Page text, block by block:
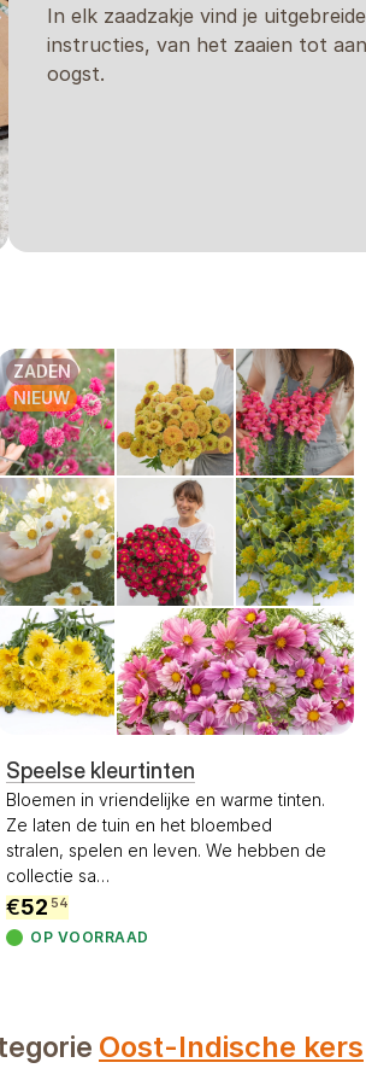
In elk zaadzakje vind je uitgebreide
instructies, van het zaaien tot
oogst.
ZADEN
NIEUW
Speelse kleurtinten
Bloemen in vriendelijke en warme tinten.
Ze laten de tuin en het bloembed
stralen, spelen en leven. We hebben de
collectie sa…
€52 54
OP VOORRAAD
Oost-Indische kers